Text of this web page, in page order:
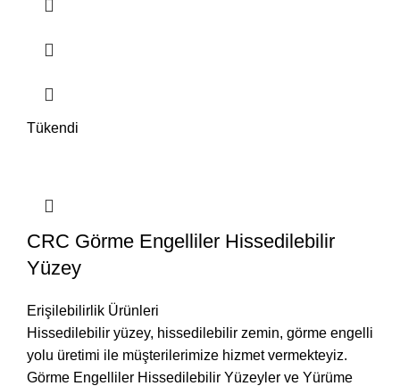
Tükendi
CRC Görme Engelliler Hissedilebilir
Yüzey
Erişilebilirlik Ürünleri
Hissedilebilir yüzey, hissedilebilir zemin, görme engelli
yolu üretimi ile müşterilerimize hizmet vermekteyiz.
Görme Engelliler Hissedilebilir Yüzeyler ve Yürüme